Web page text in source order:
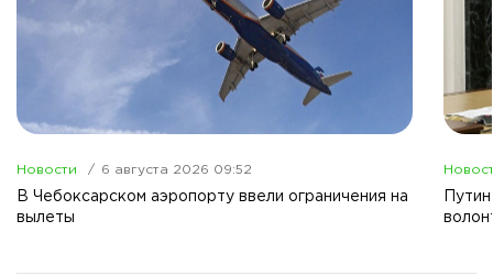
Новости 6 августа 2026 09:52
В Чебоксарском аэропорту ввели ограничения на
вылеты